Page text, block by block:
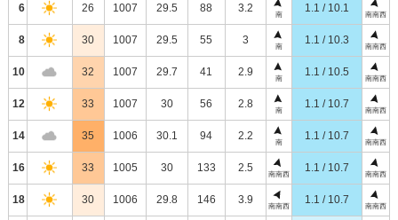
6 26 1007 29.5 88 3.2
南
1.1 / 10.1
南南西
8 30 1007 29.5 55 3
南
1.1 / 10.3
南南西
10 32 1007 29.7 41 2.9
南
1.1 / 10.5
南南西
12 33 1007 30 56 2.8
南
1.1 / 10.7
南南西
14 35 1006 30.1 94 2.2
南
1.1 / 10.7
南南西
16 33 1005 30 133 2.5
南南西
1.1 / 10.7
南南西
18 30 1006 29.8 146 3.9
南南西
1.1 / 10.7
南南西